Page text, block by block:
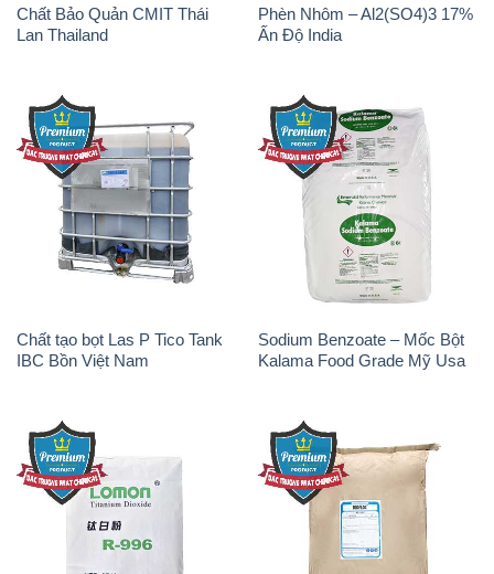
Chất Bảo Quản CMIT Thái
Lan Thailand
Phèn Nhôm – Al2(SO4)3 17%
Ấn Độ India
Chất tạo bọt Las P Tico Tank
IBC Bồn Việt Nam
Sodium Benzoate – Mốc Bột
Kalama Food Grade Mỹ Usa